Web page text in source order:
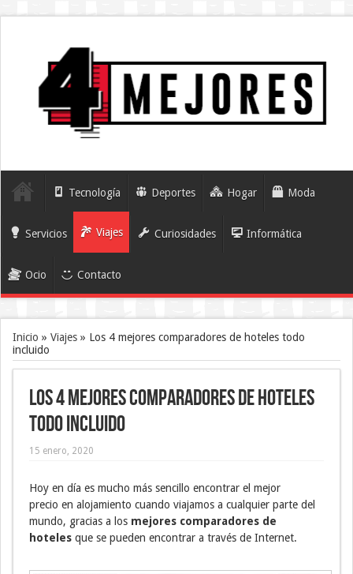
Tecnología Deportes Hogar Moda
Servicios Viajes Curiosidades Informática
Ocio Contacto
Inicio » Viajes » Los 4 mejores comparadores de hoteles todo
incluido
Los 4 mejores comparadores de hoteles
todo incluido
15 enero, 2020
Hoy en día es mucho más sencillo encontrar el mejor
precio en alojamiento cuando viajamos a cualquier parte del
mundo, gracias a los mejores comparadores de
hoteles que se pueden encontrar a través de Internet.